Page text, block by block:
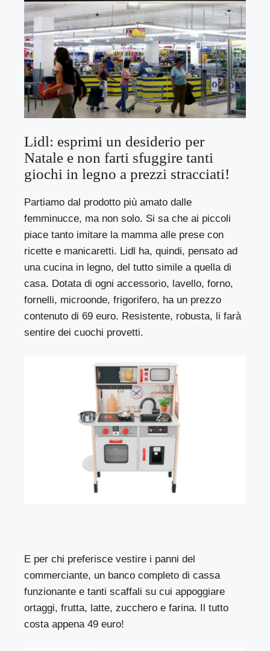
Lidl: esprimi un desiderio per
Natale e non farti sfuggire tanti
giochi in legno a prezzi stracciati!
Partiamo dal prodotto più amato dalle
femminucce, ma non solo. Si sa che ai piccoli
piace tanto imitare la mamma alle prese con
ricette e manicaretti. Lidl ha, quindi, pensato ad
una cucina in legno, del tutto simile a quella di
casa. Dotata di ogni accessorio, lavello, forno,
fornelli, microonde, frigorifero, ha un prezzo
contenuto di 69 euro. Resistente, robusta, li farà
sentire dei cuochi provetti.
E per chi preferisce vestire i panni del
commerciante, un banco completo di cassa
funzionante e tanti scaffali su cui appoggiare
ortaggi, frutta, latte, zucchero e farina. Il tutto
costa appena 49 euro!